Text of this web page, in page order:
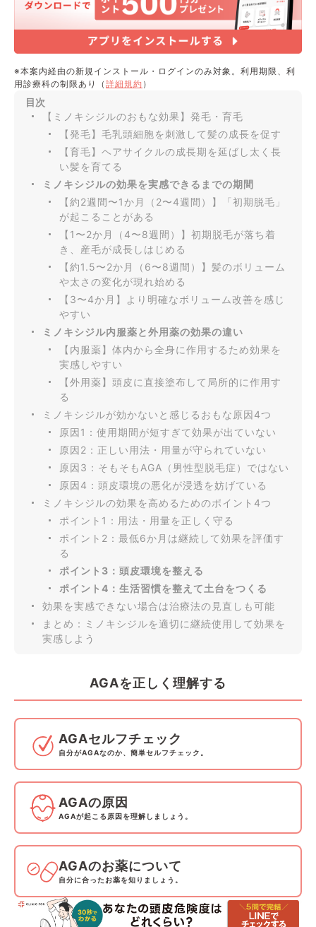
※本案内経由の新規インストール・ログインのみ対象。利用期限、利
用診療科の制限あり（ 詳細規約 ）
目次
【ミノキシジルのおもな効果】発毛・育毛
【発毛】毛乳頭細胞を刺激して髪の成長を促す
【育毛】ヘアサイクルの成長期を延ばし太く長
い髪を育てる
ミノキシジルの効果を実感できるまでの期間
【約2週間〜1か月（2〜4週間）】「初期脱毛」
が起こることがある
【1〜2か月（4〜8週間）】初期脱毛が落ち着
き、産毛が成長しはじめる
【約1.5〜2か月（6〜8週間）】髪のボリューム
や太さの変化が現れ始める
【3〜4か月】より明確なボリューム改善を感じ
やすい
ミノキシジル内服薬と外用薬の効果の違い
【内服薬】体内から全身に作用するため効果を
実感しやすい
【外用薬】頭皮に直接塗布して局所的に作用す
る
ミノキシジルが効かないと感じるおもな原因4つ
原因1：使用期間が短すぎて効果が出ていない
原因2：正しい用法・用量が守られていない
原因3：そもそもAGA（男性型脱毛症）ではない
原因4：頭皮環境の悪化が浸透を妨げている
ミノキシジルの効果を高めるためのポイント4つ
ポイント1：用法・用量を正しく守る
ポイント2：最低6か月は継続して効果を評価す
る
ポイント3：頭皮環境を整える
ポイント4：生活習慣を整えて土台をつくる
効果を実感できない場合は治療法の見直しも可能
まとめ：ミノキシジルを適切に継続使用して効果を
実感しよう
AGAを正しく理解する
AGAセルフチェック
自分がAGAなのか、簡単セルフチェック。
AGAの原因
AGAが起こる原因を理解しましょう。
AGAのお薬について
自分に合ったお薬を知りましょう。